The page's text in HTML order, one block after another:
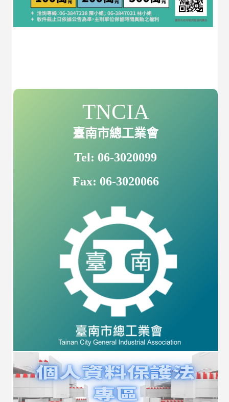
TNCIA
臺南市總工業會
Tel: 06-3020099
Fax: 06-3020066